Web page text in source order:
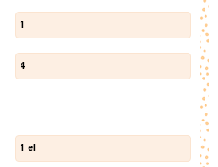
1
4
1 el